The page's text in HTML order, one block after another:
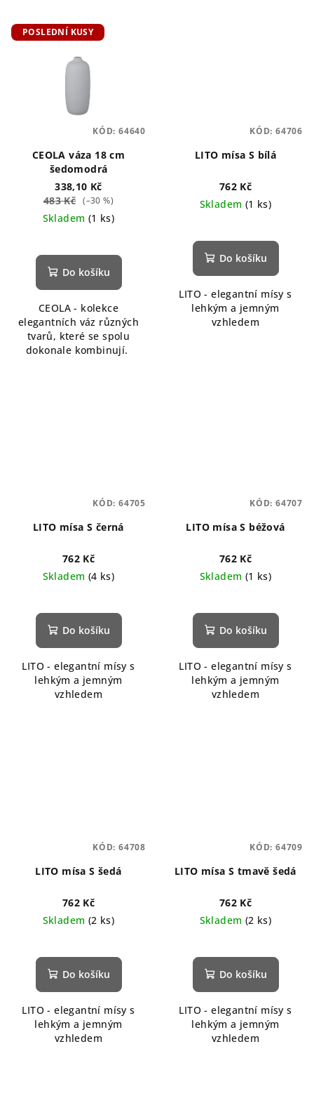
POSLEDNÍ KUSY
CEOLA váza 18 cm
šedomodrá
338,10 Kč
483 Kč (–30 %)
Skladem (1 ks)
Do košíku
CEOLA - kolekce
elegantních váz různých
tvarů, které se spolu
dokonale kombinují.
KÓD: 64640
LITO mísa S bílá
762 Kč
Skladem (1 ks)
Do košíku
LITO - elegantní mísy s
lehkým a jemným
vzhledem
KÓD: 64706
LITO mísa S černá
762 Kč
Skladem (4 ks)
Do košíku
LITO - elegantní mísy s
lehkým a jemným
vzhledem
KÓD: 64705
LITO mísa S béžová
762 Kč
Skladem (1 ks)
Do košíku
LITO - elegantní mísy s
lehkým a jemným
vzhledem
KÓD: 64707
LITO mísa S šedá
762 Kč
Skladem (2 ks)
Do košíku
LITO - elegantní mísy s
lehkým a jemným
vzhledem
KÓD: 64708
LITO mísa S tmavě šedá
762 Kč
Skladem (2 ks)
Do košíku
LITO - elegantní mísy s
lehkým a jemným
vzhledem
KÓD: 64709